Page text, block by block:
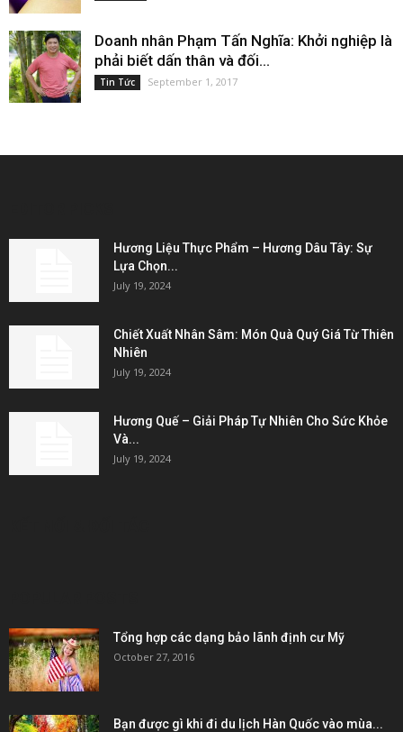
Doanh nhân Phạm Tấn Nghĩa: Khởi nghiệp là
phải biết dấn thân và đối...
Tin Tức September 1, 2017
Hương Liệu Thực Phẩm – Hương Dâu Tây: Sự
Lựa Chọn...
July 19, 2024
Chiết Xuất Nhân Sâm: Món Quà Quý Giá Từ Thiên
Nhiên
July 19, 2024
Hương Quế – Giải Pháp Tự Nhiên Cho Sức Khỏe
Và...
July 19, 2024
Tổng hợp các dạng bảo lãnh định cư Mỹ
October 27, 2016
Bạn được gì khi đi du lịch Hàn Quốc vào mùa...